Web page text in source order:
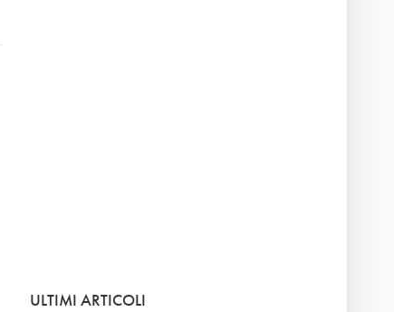
ULTIMI ARTICOLI